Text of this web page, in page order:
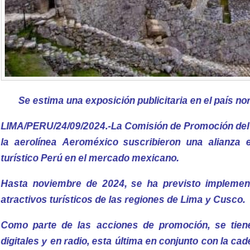
Se estima una exposición publicitaria en el país
LIMA/PERU/24/09/2024.-La Comisión de Promoción
la aerolínea Aeroméxico suscribieron una
turístico Perú en el mercado mexicano.
Hasta noviembre de 2024, se ha previsto
atractivos turísticos de las regiones de Lima y Cusco.
Como parte de las acciones de promoción, se
digitales y en radio, esta última en conjunto con la